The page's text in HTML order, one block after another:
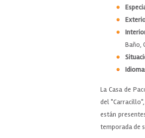
Baño,
La Casa de
del
están
temporada de